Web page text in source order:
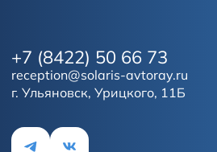
г. Ульяновск, Урицкого, 11Б
+7 (8422) 50 66 73
reception@solaris-avtoray.ru